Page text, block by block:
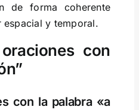
de forma coherente
espacial y temporal.
con
con la palabra «a